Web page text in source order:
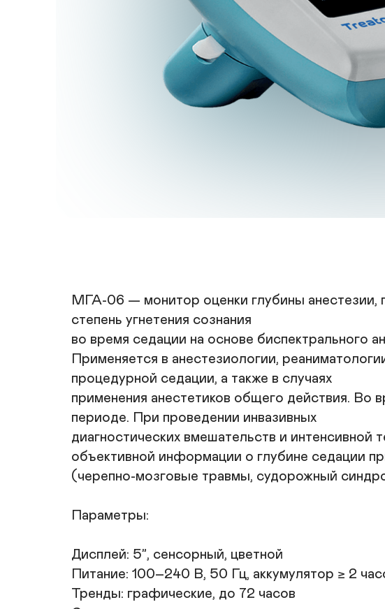
МГА-06 — монитор оценки глубины анестезии,
степень угнетения сознания
во время седации на основе биспектрального
Применяется в анестезиологии,
процедурной седации, а также в случаях
применения анестетиков общего действия. Во
периоде. При проведении инвазивных
диагностических вмешательств и интенсивной
объективной информации о глубине седации
(черепно-мозговые травмы, судорожный
Параметры:
Дисплей: 5”, сенсорный, цветной
Питание: 100–240 В, 50 Гц, аккумулятор ≥ 2
Тренды: графические, до 72 часов